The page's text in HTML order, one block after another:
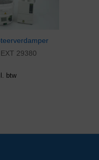
EXT 29380
btw